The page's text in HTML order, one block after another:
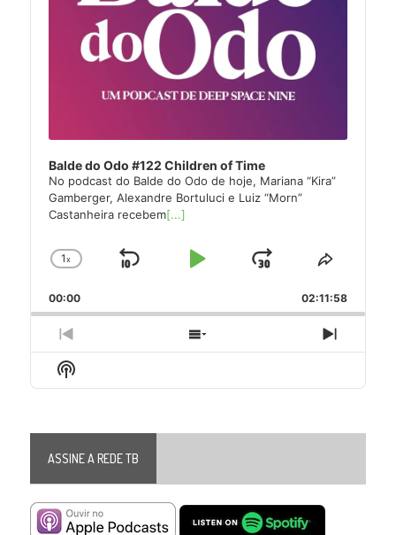
Balde do Odo #122 Children of Time
No podcast do Balde do Odo de hoje, Mariana “Kira”
Gamberger, Alexandre Bortuluci e Luiz “Morn”
Castanheira recebem[...]
Change
Rate
1x
Skip
Play
Jump
Forward
Share
Episode
00:00 02:11:58
Previous
Episode
Show
Episodes
Next
Episode
Show
Podcast
ASSINE A REDE TB